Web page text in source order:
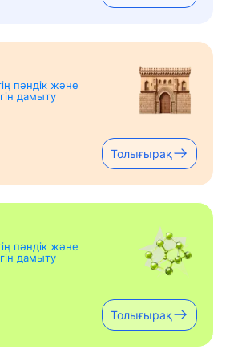
пәндік және
дамыту
Толығырақ
пәндік және
дамыту
Толығырақ